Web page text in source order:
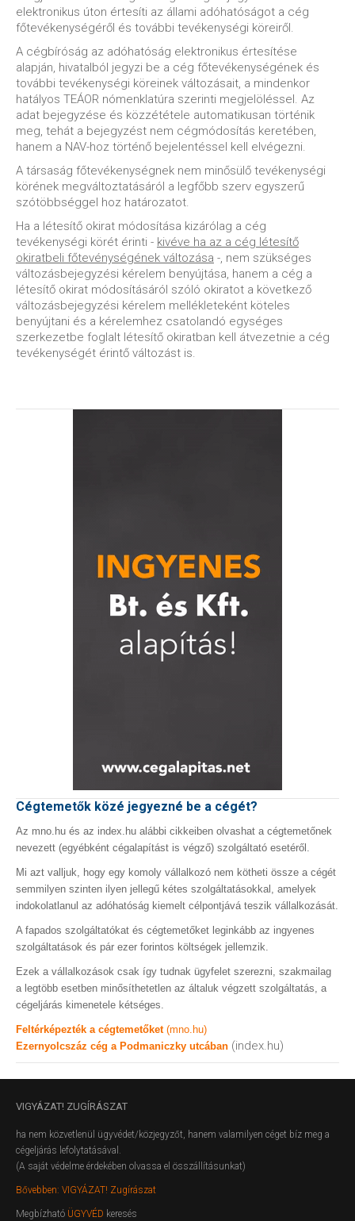
elektronikus úton értesíti az állami adóhatóságot a cég
főtevékenységéről és további tevékenységi köreiről.
A cégbíróság az adóhatóság elektronikus értesítése
alapján, hivatalból jegyzi be a cég főtevékenységének és
további tevékenységi köreinek változásait, a mindenkor
hatályos TEÁOR nómenklatúra szerinti megjelöléssel. Az
adat bejegyzése és közzététele automatikusan történik
meg, tehát a bejegyzést nem cégmódosítás keretében,
hanem a NAV-hoz történő bejelentéssel kell elvégezni.
A társaság főtevékenységnek nem minősülő tevékenységi
körének megváltoztatásáról a legfőbb szerv egyszerű
szótöbbséggel hoz határozatot.
Ha a létesítő okirat módosítása kizárólag a cég
tevékenységi körét érinti - kivéve ha az a cég létesítő
okiratbeli főtevénységének változása -, nem szükséges
változásbejegyzési kérelem benyújtása, hanem a cég a
létesítő okirat módosításáról szóló okiratot a következő
változásbejegyzési kérelem mellékleteként köteles
benyújtani és a kérelemhez csatolandó egységes
szerkezetbe foglalt létesítő okiratban kell átvezetnie a cég
tevékenységét érintő változást is.
Cégtemetők közé jegyezné be a cégét?
Az mno.hu és az index.hu alábbi cikkeiben olvashat a cégtemetőnek
nevezett (egyébként cégalapítást is végző) szolgáltató esetéről.
Mi azt valljuk, hogy egy komoly vállalkozó nem kötheti össze a cégét
semmilyen szinten ilyen jellegű kétes szolgáltatásokkal, amelyek
indokolatlanul az adóhatóság kiemelt célpontjává teszik vállalkozását.
A fapados szolgáltatókat és cégtemetőket leginkább az ingyenes
szolgáltatások és pár ezer forintos költségek jellemzik.
Ezek a vállalkozások csak így tudnak ügyfelet szerezni, szakmailag
a legtöbb esetben minősíthetetlen az általuk végzett szolgáltatás, a
cégeljárás kimenetele kétséges.
Feltérképezték a cégtemetőket (mno.hu)
Ezernyolcszáz cég a Podmaniczky utcában (index.hu)
VIGYÁZAT! ZUGÍRÁSZAT
ha nem közvetlenül ügyvédet/közjegyzőt, hanem valamilyen céget bíz meg a
cégeljárás lefolytatásával.
(A saját védelme érdekében olvassa el összállításunkat)
Bővebben: VIGYÁZAT! Zugírászat
Megbízható ÜGYVÉD keresés